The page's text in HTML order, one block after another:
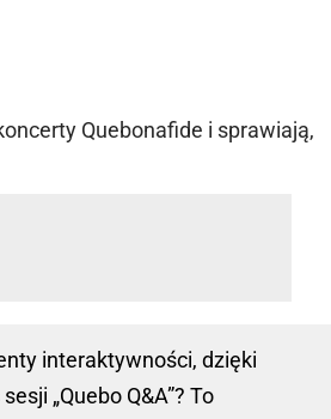
Quebonafide i sprawiają,
interaktywności, dzięki
„Quebo Q&A”? To